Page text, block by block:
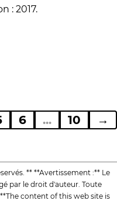
: 2017.
6 ... 10 →
** **Avertissement :** Le
par le droit d'auteur. Toute
content of this web site is